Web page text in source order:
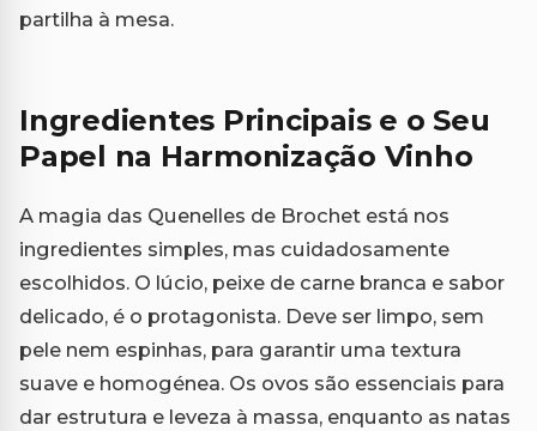
partilha à mesa.
Ingredientes Principais e o Seu
Papel na Harmonização Vinho
A magia das Quenelles de Brochet está nos
ingredientes simples, mas cuidadosamente
escolhidos. O lúcio, peixe de carne branca e sabor
delicado, é o protagonista. Deve ser limpo, sem
pele nem espinhas, para garantir uma textura
suave e homogénea. Os ovos são essenciais para
dar estrutura e leveza à massa, enquanto as natas